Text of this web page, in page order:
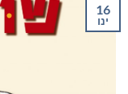
16
ינו